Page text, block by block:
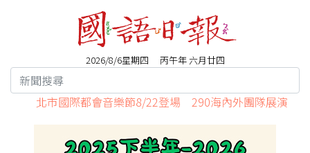
2026/8/6星期四 丙午年 六月廿四
北市國際都會音樂節8/22登場 290海內外團隊展演